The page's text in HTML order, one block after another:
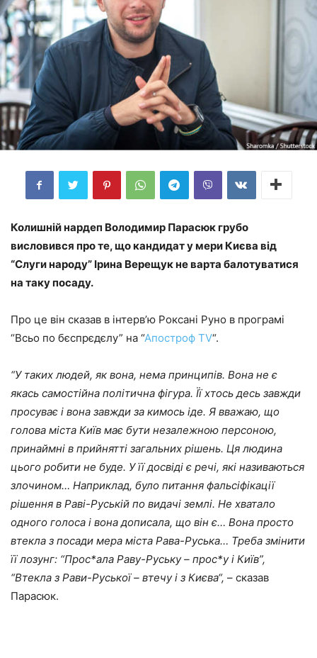
Колишній нардеп Володимир Парасюк грубо
висловився про те, що кандидат у мери Києва від
“Слуги народу” Ірина Верещук не варта балотуватися
на таку посаду.
Про це він сказав в інтерв’ю Роксані Руно в програмі
“Всьо по бєспрєдєлу” на “Апостроф TV“.
“У таких людей, як вона, нема принципів. Вона не є
якась самостійна політична фігура. Її хтось десь завжди
просуває і вона завжди за кимось іде. Я вважаю, що
голова міста Київ має бути незалежною персоною,
принаймні в прийнятті загальних рішень. Ця людина
цього робити не буде. У її досвіді є речі, які називаються
злочином… Наприклад, було питання фальсіфікації
рішення в Раві-Руській по видачі землі. Не хватало
одного голоса і вона дописала, що він є… Вона просто
втекла з посади мера міста Рава-Руська… Треба змінити
її лозунг: “Прос*ала Раву-Руську – прос*у і Київ”,
“Втекла з Рави-Руської – втечу і з Києва“, – сказав
Парасюк.